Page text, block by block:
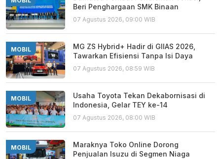
Beri Penghargaan SMK Binaan
07 Agustus 2026, 09:00 WIB
MOBIL
MG ZS Hybrid+ Hadir di GIIAS 2026,
Tawarkan Efisiensi Tanpa Isi Daya
07 Agustus 2026, 08:59 WIB
MOBIL
Usaha Toyota Tekan Dekabornisasi di
Indonesia, Gelar TEY ke-14
07 Agustus 2026, 08:00 WIB
MOBIL
Maraknya Toko Online Dorong
Penjualan Isuzu di Segmen Niaga